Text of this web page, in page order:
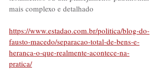
mais complexo e detalhado
https://www.estadao.com.br/politica/blog-do-
fausto-macedo/separacao-total-de-bens-e-
heranca-o-que-realmente-acontece-na-
pratica/